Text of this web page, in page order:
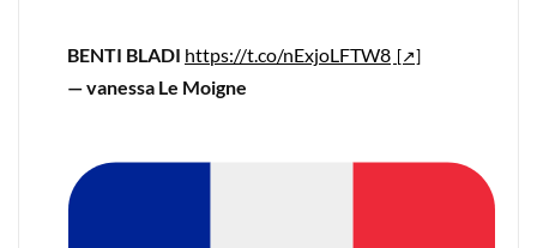
BENTI BLADI https://t.co/nExjoLFTW8
— vanessa Le Moigne